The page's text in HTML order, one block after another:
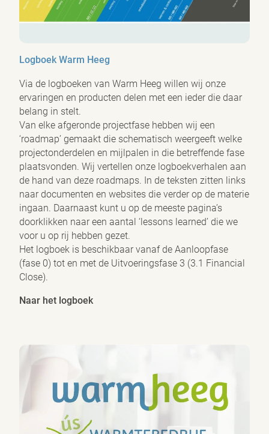
Logboek Warm Heeg
Via de logboeken van Warm Heeg willen wij onze
ervaringen en producten delen met een ieder die daar
belang in stelt.
Van elke afgeronde projectfase hebben wij een
‘roadmap’ gemaakt die schematisch weergeeft welke
projectonderdelen en mijlpalen in die betreffende fase
plaatsvonden. Wij vertellen onze logboekverhalen aan
de hand van deze roadmaps. In de teksten zitten links
naar documenten en websites die verder op de materie
ingaan. Daarnaast kunt u op de meeste pagina’s
doorklikken naar een aantal ‘lessons learned’ die we
voor u op rij hebben gezet.
Het logboek is beschikbaar vanaf de Aanloopfase
(fase 0) tot en met de Uitvoeringsfase 3 (3.1 Financial
Close).
Naar het logboek